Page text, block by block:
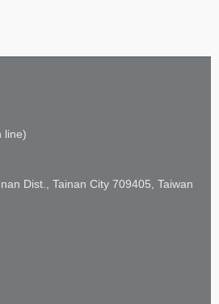
line)
Dist., Tainan City 709405, Taiwan